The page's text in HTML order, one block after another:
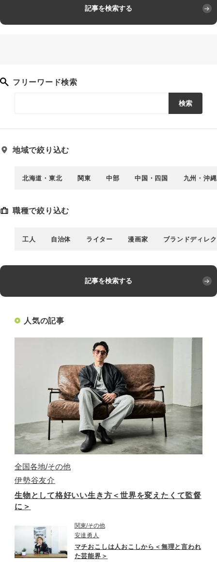
記事を検索する
フリーワード検索
検索
地域で絞り込む
北海道・東北 関東 中部 中国・四国 九州・沖縄
職種で絞り込む
工人 自治体 ライター 漫画家 ブランドディレ
記事を検索する
人気の記事
全国各地 その他
伊勢谷友介
生物として格好いい生き方＜世界を変えたくて監督
に＞
関東 その他
安達勇人
マチおこしは人おこしから＜無理と言われ
た芸能界＞